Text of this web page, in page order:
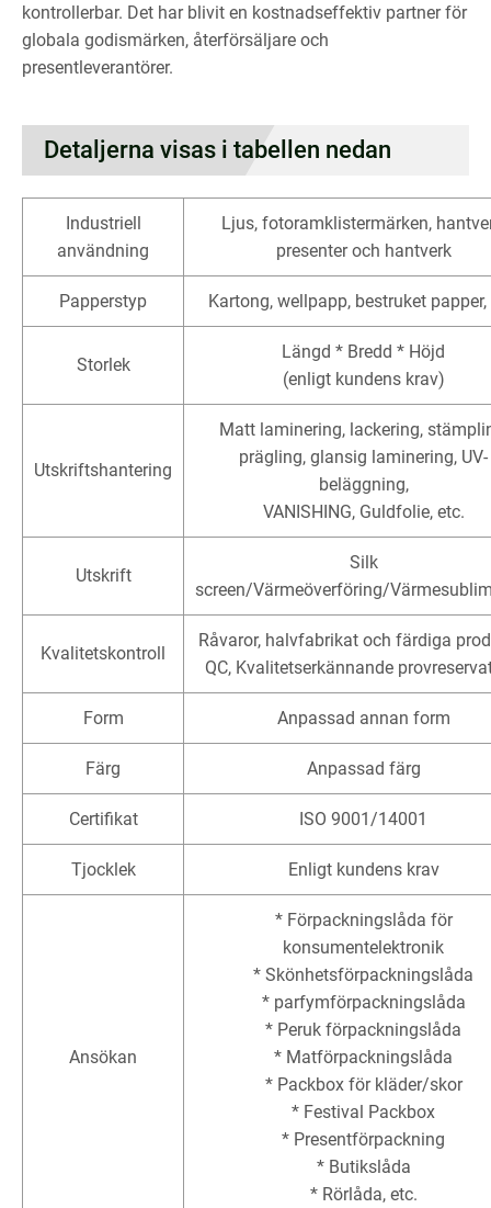
kontrollerbar. Det har blivit en kostnadseffektiv partner för
globala godismärken, återförsäljare och
presentleverantörer.
Detaljerna visas i tabellen nedan
Industriell
användning
Ljus, fotoramklistermärken,
presenter och hantverk
Papperstyp Kartong, wellpapp, bestruket papper,
Storlek
Längd * Bredd * Höjd
(enligt kundens krav)
Utskriftshantering
Matt laminering, lackering,
prägling, glansig laminering, UV-
beläggning,
VANISHING, Guldfolie, etc.
Utskrift
Silk
screen/Värmeöverföring/
Kvalitetskontroll
Råvaror, halvfabrikat och färdiga
QC, Kvalitetserkännande
Form Anpassad annan form
Färg Anpassad färg
Certifikat ISO 9001/14001
Tjocklek Enligt kundens krav
Ansökan
* Förpackningslåda för
konsumentelektronik
* Skönhetsförpackningslåda
* parfymförpackningslåda
* Peruk förpackningslåda
* Matförpackningslåda
* Packbox för kläder/skor
* Festival Packbox
* Presentförpackning
* Butikslåda
* Rörlåda, etc.